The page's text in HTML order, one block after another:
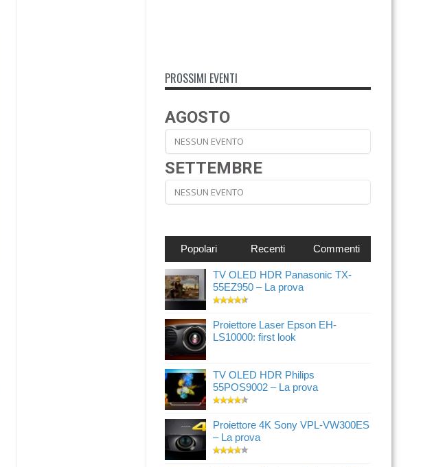
PROSSIMI EVENTI
AGOSTO
NESSUN EVENTO
SETTEMBRE
NESSUN EVENTO
Popolari Recenti Commenti
TV OLED HDR Panasonic TX-
55EZ950 – La prova
Proiettore Laser Epson EH-
LS10000: first look
TV OLED HDR Philips
55POS9002 – La prova
Proiettore 4K Sony VPL-VW300ES
– La prova